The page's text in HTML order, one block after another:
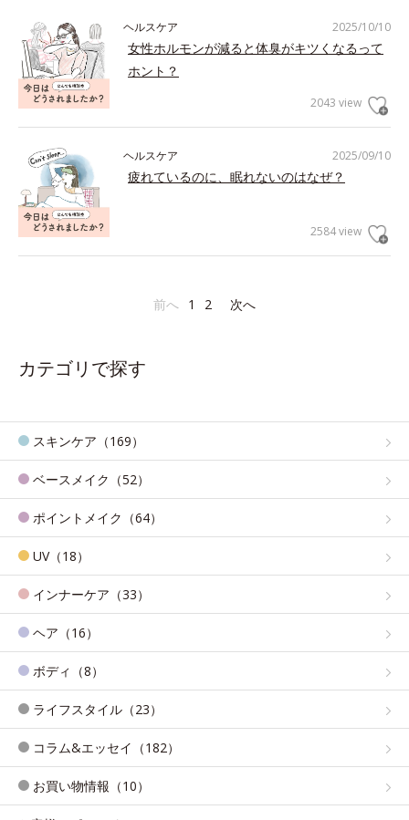
2025/10/10
ヘルスケア
女性ホルモンが減ると体臭がキツくなるって
ホント？
2043 view
2025/09/10
ヘルスケア
疲れているのに、眠れないのはなぜ？
2584 view
前へ 1 2 次へ
カテゴリで探す
スキンケア（169）
ベースメイク（52）
ポイントメイク（64）
UV（18）
インナーケア（33）
ヘア（16）
ボディ（8）
ライフスタイル（23）
コラム&エッセイ（182）
お買い物情報（10）